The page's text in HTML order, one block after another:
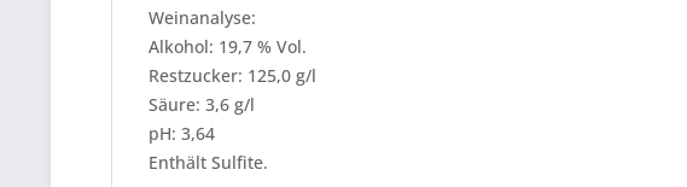
Weinanalyse:
Alkohol: 19,7 % Vol.
Restzucker: 125,0 g/l
Säure: 3,6 g/l
pH: 3,64
Enthält Sulfite.